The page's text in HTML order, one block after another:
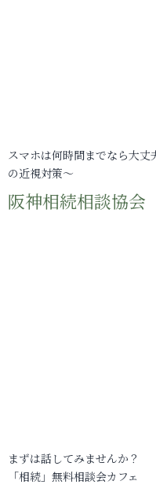
スマホは何時間までなら大
の近視対策～
阪神相続相談協会
まずは話してみませんか？
「相続」無料相談会カフェ